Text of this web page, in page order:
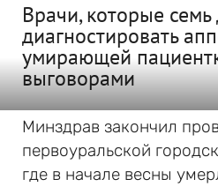
Врачи, которые
диагностировать
умирающей
выговорами
Минздрав закончил
первоуральской
где в начале весны